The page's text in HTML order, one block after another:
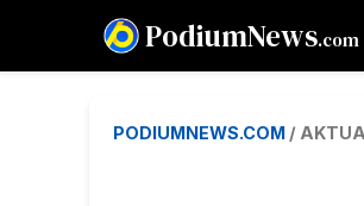
PodiumNews.com
PODIUMNEWS.COM /